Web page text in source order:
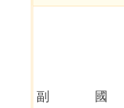
副
國